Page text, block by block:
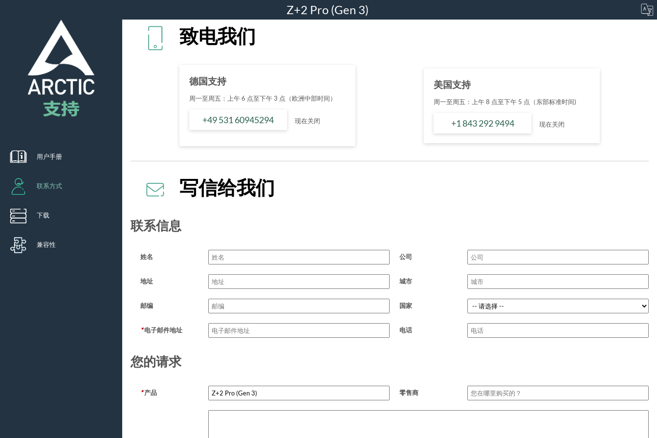
Z+2 Pro (Gen 3)
用户手册
联系方式
下载
兼容性
致电我们
德国支持
周一至周五：上午 6 点至下午 3 点（欧洲中部时间）
+49 531 60945294 现在关闭
美国支持
周一至周五：上午 8 点至下午 5 点（东部标准时间)
+1 843 292 9494 现在关闭
写信给我们
联系信息
姓名 公司
地址 城市
邮编 国家
*电子邮件地址 电话
您的请求
*产品 零售商